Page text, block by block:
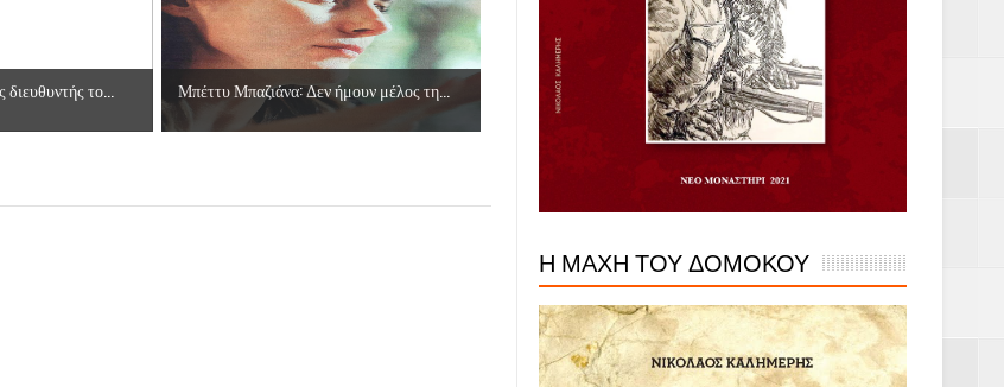
το... Μπέττυ Μπαζιάνα: Δεν ήμουν μέλος τη...
Η ΜΑΧΗ ΤΟΥ ΔΟΜΟΚΟΥ